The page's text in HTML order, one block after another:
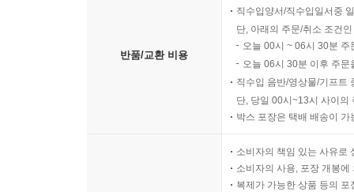
반품/교환 비용
직수입양서/직수입일서중
단, 아래의 주문/취소 조건
오늘 00시 ~ 06시 30분
오늘 06시 30분 이후 주
직수입 음반/영상물/기프트
단, 당일 00시~13시 사이의
박스 포장은 택배 배송이
소비자의 책임 있는 사유로
소비자의 사용, 포장 개봉
복제가 가능한 상품 등의